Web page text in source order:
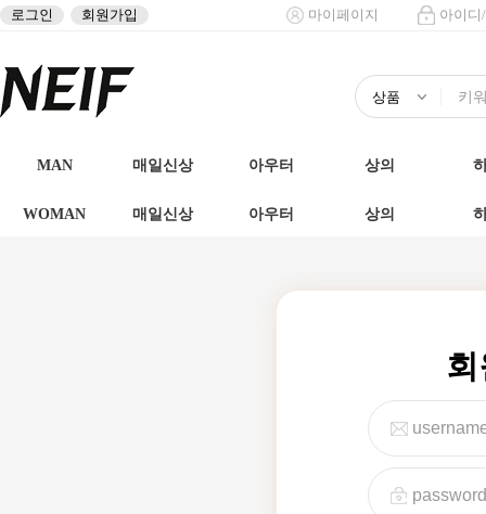
로그인 회원가입 마이페이지 아이디
MAN 매일신상 아우터 상의
WOMAN 매일신상 아우터 상의